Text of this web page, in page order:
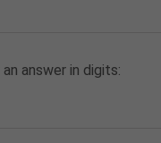
answer in digits: